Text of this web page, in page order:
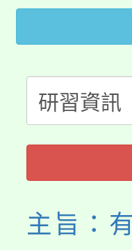
桃園
生本
公告
代理(
公告
代理(
轉知
《
心理
主旨：